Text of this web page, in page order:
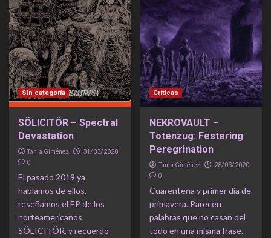
Sin categoría
SÖLICITÖR – Spectral
Devastation
Tania Giménez 31/03/2020
0
El pasado 2019 ya
hablamos de ellos,
reseñamos el EP de los
norteamericanos
SÖLICITÖR, y recuerdo
Críticas
NEKROVAULT –
Totenzug: Festering
Peregrination
Tania Giménez 28/03/2020
0
Cuarentena y primer día de
primavera. Parecen
palabras que no casan del
todo en una misma frase.